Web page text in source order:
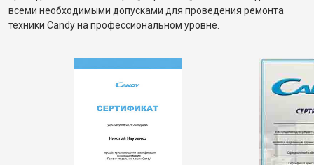
всеми необходимыми допусками для проведения ремонта
техники Candy на профессиональном уровне.